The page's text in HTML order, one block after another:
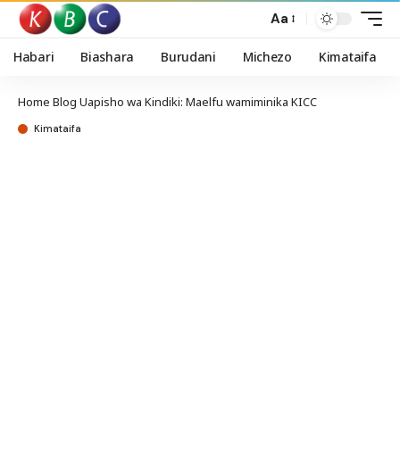
Aa
Habari Biashara Burudani Michezo Kimataifa
Home Blog Uapisho wa Kindiki: Maelfu wamiminika KICC
Kimataifa